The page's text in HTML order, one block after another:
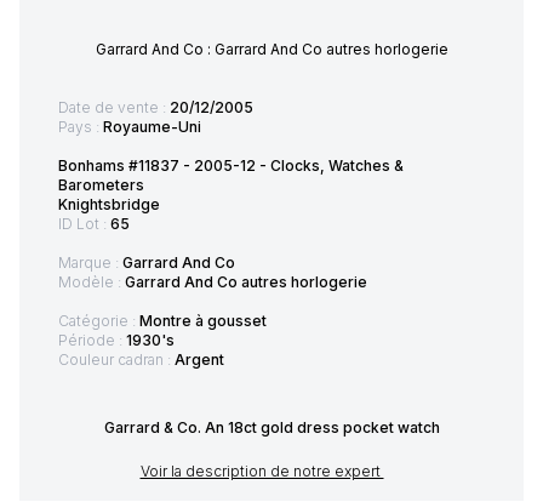
Garrard And Co : Garrard And Co autres horlogerie
Date de vente : 20/12/2005
Pays : Royaume-Uni
Bonhams #11837 - 2005-12 - Clocks, Watches &
Barometers
Knightsbridge
ID Lot : 65
Marque : Garrard And Co
Modèle : Garrard And Co autres horlogerie
Catégorie : Montre à gousset
Période : 1930's
Couleur cadran : Argent
Garrard & Co. An 18ct gold dress pocket watch
Voir la description de notre expert